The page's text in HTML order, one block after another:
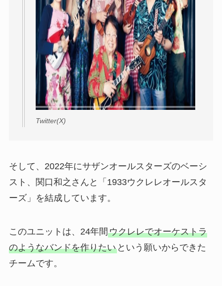
Twitter(X)
そして、2022年にサザンオールスターズのベーシ
スト、関口和之さんと「1933ウクレレオールスタ
ーズ」を結成しています。
このユニットは、24年間ウクレレでオーケストラ
のようなバンドを作りたいという願いからできた
チームです。